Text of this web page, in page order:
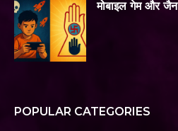
मोबाइल गेम और जैन
POPULAR CATEGORIES